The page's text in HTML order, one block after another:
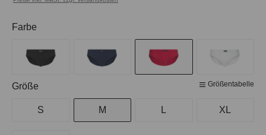
Farbe
Größe Größentabelle
S M L XL